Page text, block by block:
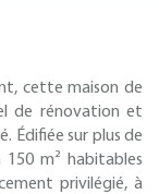
cette maison de
de rénovation et
Édifiée sur plus de
m² habitables
privilégié, à